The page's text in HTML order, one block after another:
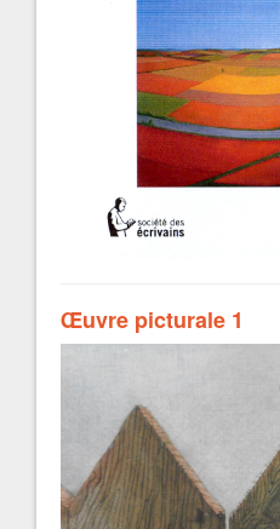
Œuvre picturale 1